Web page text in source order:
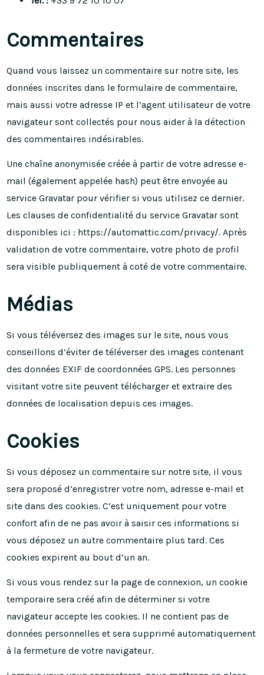
Commentaires
Quand vous laissez un commentaire sur notre site, les
données inscrites dans le formulaire de commentaire,
mais aussi votre adresse IP et l’agent utilisateur de votre
navigateur sont collectés pour nous aider à la détection
des commentaires indésirables.
Une chaîne anonymisée créée à partir de votre adresse e-
mail (également appelée hash) peut être envoyée au
service Gravatar pour vérifier si vous utilisez ce dernier.
Les clauses de confidentialité du service Gravatar sont
disponibles ici : https://automattic.com/privacy/. Après
validation de votre commentaire, votre photo de profil
sera visible publiquement à coté de votre commentaire.
Médias
Si vous téléversez des images sur le site, nous vous
conseillons d’éviter de téléverser des images contenant
des données EXIF de coordonnées GPS. Les personnes
visitant votre site peuvent télécharger et extraire des
données de localisation depuis ces images.
Cookies
Si vous déposez un commentaire sur notre site, il vous
sera proposé d’enregistrer votre nom, adresse e-mail et
site dans des cookies. C’est uniquement pour votre
confort afin de ne pas avoir à saisir ces informations si
vous déposez un autre commentaire plus tard. Ces
cookies expirent au bout d’un an.
Si vous vous rendez sur la page de connexion, un cookie
temporaire sera créé afin de déterminer si votre
navigateur accepte les cookies. Il ne contient pas de
données personnelles et sera supprimé automatiquement
à la fermeture de votre navigateur.